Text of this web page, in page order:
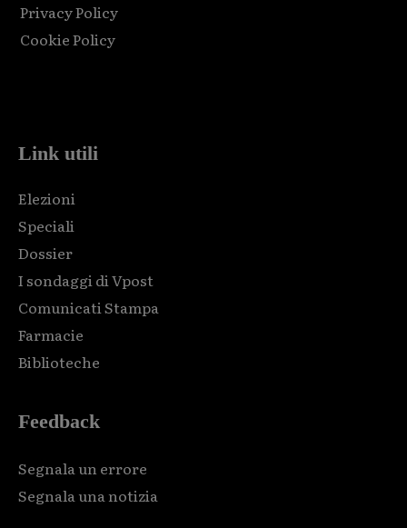
Privacy Policy
Cookie Policy
Link utili
Elezioni
Speciali
Dossier
I sondaggi di Vpost
Comunicati Stampa
Farmacie
Biblioteche
Feedback
Segnala un errore
Segnala una notizia